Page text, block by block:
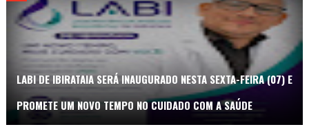
LABI DE IBIRATAIA SERÁ INAUGURADO NESTA SEXTA-FEIRA (07) E
PROMETE UM NOVO TEMPO NO CUIDADO COM A SAÚDE